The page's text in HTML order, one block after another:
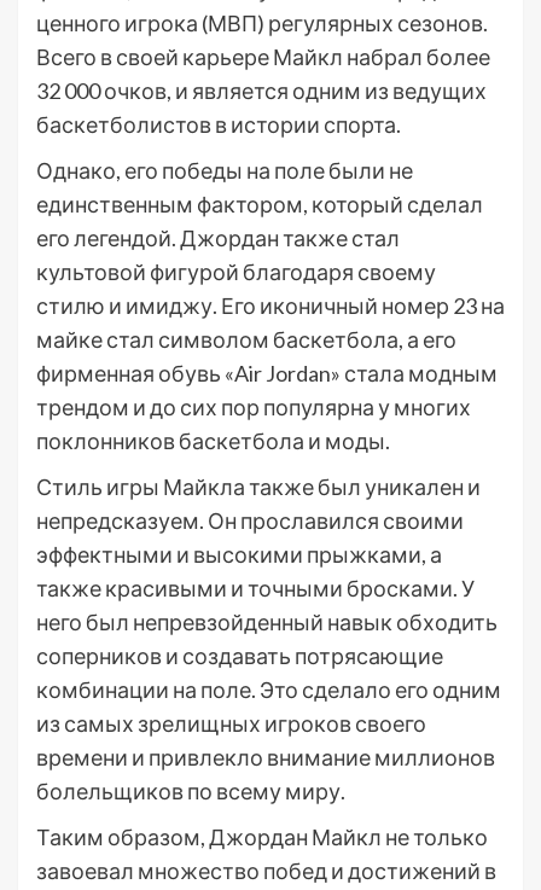
ценного игрока (МВП) регулярных сезонов.
Всего в своей карьере Майкл набрал более
32 000 очков, и является одним из ведущих
баскетболистов в истории спорта.
Однако, его победы на поле были не
единственным фактором, который сделал
его легендой. Джордан также стал
культовой фигурой благодаря своему
стилю и имиджу. Его иконичный номер 23 на
майке стал символом баскетбола, а его
фирменная обувь «Air Jordan» стала модным
трендом и до сих пор популярна у многих
поклонников баскетбола и моды.
Стиль игры Майкла также был уникален и
непредсказуем. Он прославился своими
эффектными и высокими прыжками, а
также красивыми и точными бросками. У
него был непревзойденный навык обходить
соперников и создавать потрясающие
комбинации на поле. Это сделало его одним
из самых зрелищных игроков своего
времени и привлекло внимание миллионов
болельщиков по всему миру.
Таким образом, Джордан Майкл не только
завоевал множество побед и достижений в